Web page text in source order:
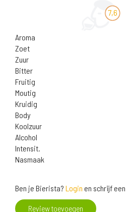
7,6
Aroma
Zoet
Zuur
Bitter
Fruitig
Moutig
Kruidig
Body
Koolzuur
Alcohol
Intensit.
Nasmaak
Ben je Bierista? Login en schrijf
Review toevoegen